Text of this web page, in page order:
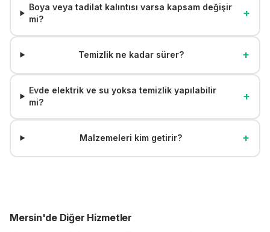
Boya veya tadilat kalıntısı varsa kapsam değişir
mi?
+
Temizlik ne kadar sürer? +
Evde elektrik ve su yoksa temizlik yapılabilir
mi?
+
Malzemeleri kim getirir? +
Mersin'deDiğer Hizmetler